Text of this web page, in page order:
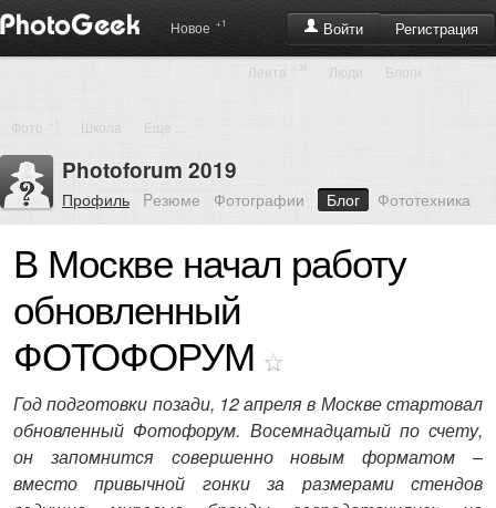
Войти Регистрация
Новое +1
Лента Люди Блоги
Фото Школа Еще ...
Photoforum 2019
Профиль Pезюме Фотографии Блог Фототехника
В Москве начал работу
обновленный
ФОТОФОРУМ
Год подготовки позади, 12 апреля в Москве стартовал
обновленный Фотофорум. Восемнадцатый по счету,
он запомнится совершенно новым форматом –
вместо привычной гонки за размерами стендов